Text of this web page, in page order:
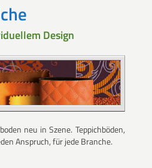
Design
neu in Szene. Teppichböden,
Anspruch, für jede Branche.